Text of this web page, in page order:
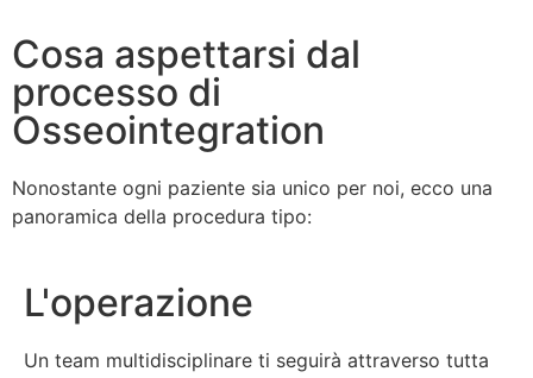
Cosa aspettarsi dal
processo di
Osseointegration
Nonostante ogni paziente sia unico per noi, ecco una
panoramica della procedura tipo:
L'operazione
Un team multidisciplinare ti seguirà attraverso tutta